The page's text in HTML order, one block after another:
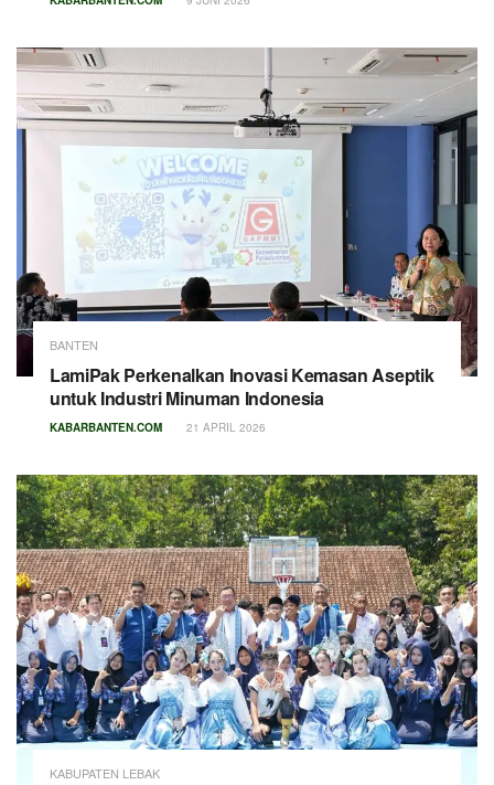
BANTEN
LamiPak Perkenalkan Inovasi Kemasan Aseptik
untuk Industri Minuman Indonesia
KABARBANTEN.COM 21 APRIL 2026
KABUPATEN LEBAK